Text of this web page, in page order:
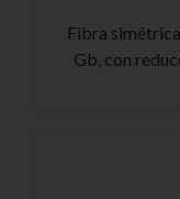
Fibra
Gb, con